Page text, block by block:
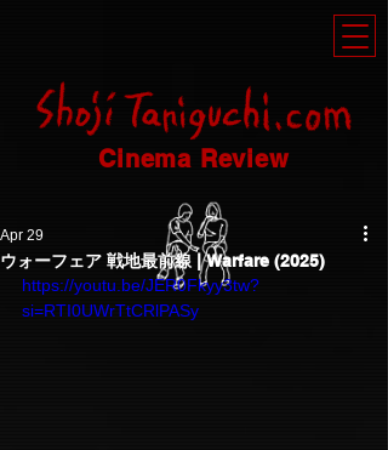
Cinema Review
ウォーフェア 戦地最前線 | Warfare (2025)
Apr 29
https://youtu.be/JER0Fkyy3tw?
si=RTI0UWrTtCRlPASy